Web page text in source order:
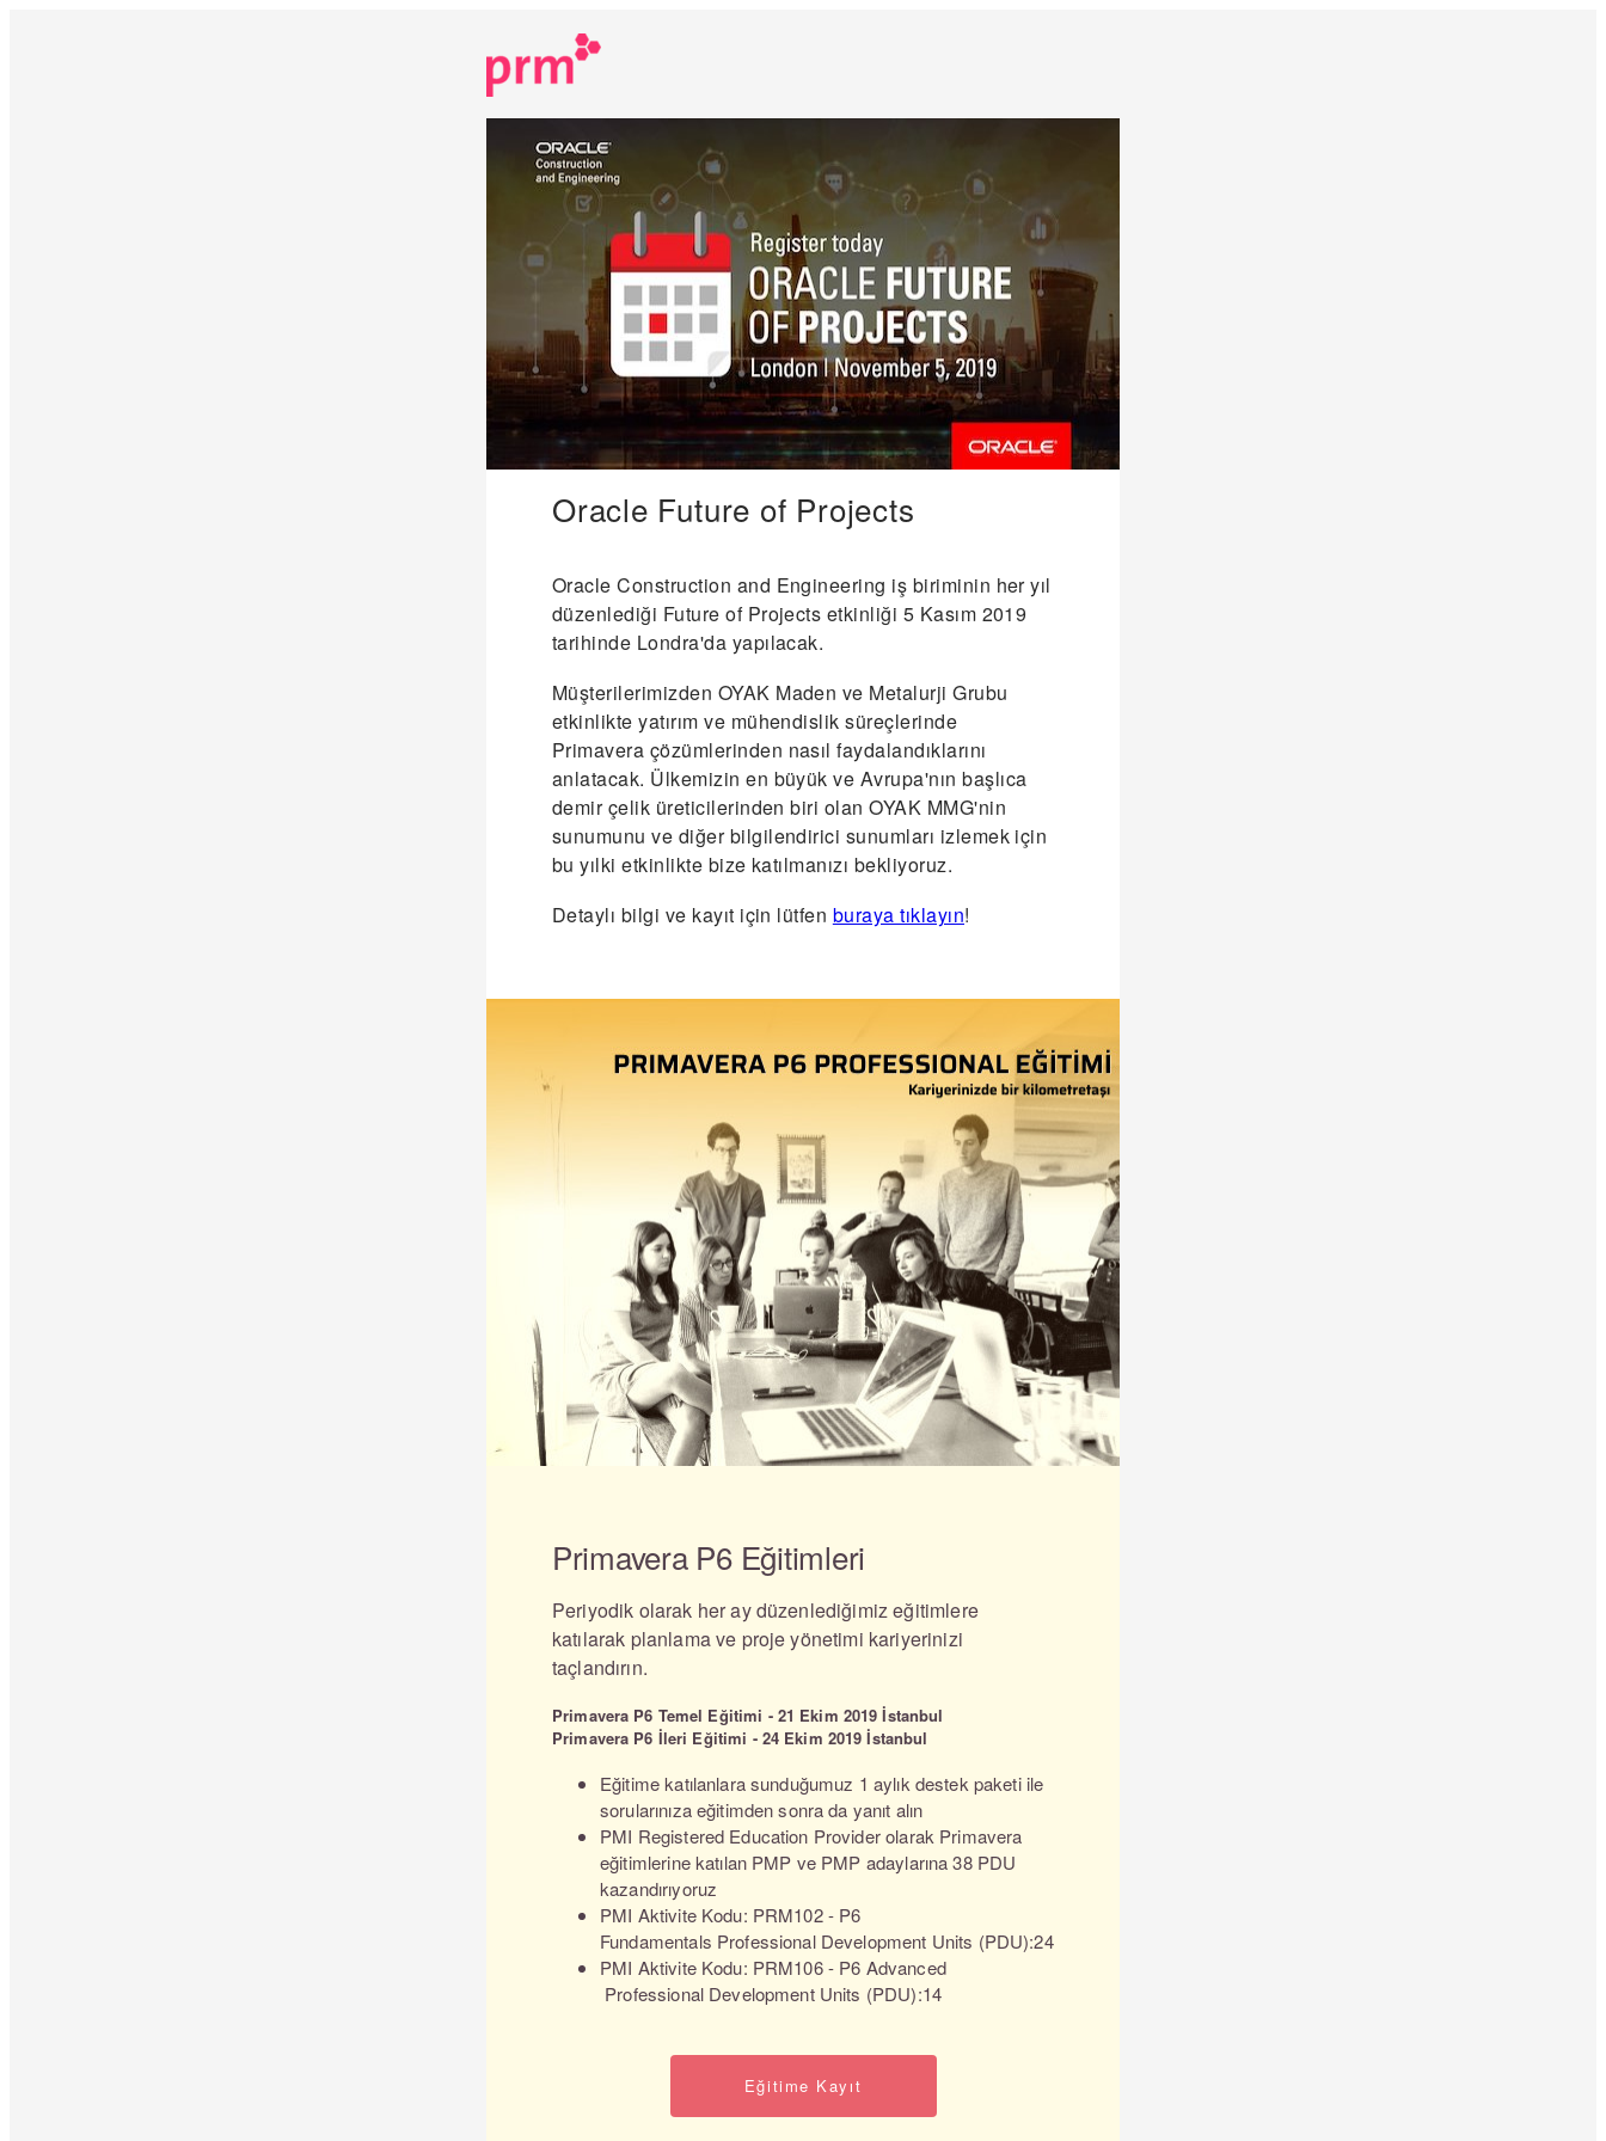
Oracle Future of Projects
Oracle Construction and Engineering iş biriminin her yıl
düzenlediği Future of Projects etkinliği 5 Kasım 2019
tarihinde Londra'da yapılacak.
Müşterilerimizden OYAK Maden ve Metalurji Grubu
etkinlikte yatırım ve mühendislik süreçlerinde
Primavera çözümlerinden nasıl faydalandıklarını
anlatacak. Ülkemizin en büyük ve Avrupa'nın başlıca
demir çelik üreticilerinden biri olan OYAK MMG'nin
sunumunu ve diğer bilgilendirici sunumları izlemek için
bu yılki etkinlikte bize katılmanızı bekliyoruz.
Detaylı bilgi ve kayıt için lütfen buraya tıklayın!
Primavera P6 Eğitimleri
Periyodik olarak her ay düzenlediğimiz eğitimlere
katılarak planlama ve proje yönetimi kariyerinizi
taçlandırın.
Primavera P6 Temel Eğitimi - 21 Ekim 2019 İstanbul
Primavera P6 İleri Eğitimi - 24 Ekim 2019 İstanbul
Eğitime katılanlara sunduğumuz 1 aylık destek paketi ile
sorularınıza eğitimden sonra da yanıt alın
PMI Registered Education Provider olarak Primavera
eğitimlerine katılan PMP ve PMP adaylarına 38 PDU
kazandırıyoruz
PMI Aktivite Kodu: PRM102 - P6
Fundamentals Professional Development Units (PDU):24
PMI Aktivite Kodu: PRM106 - P6 Advanced
Professional Development Units (PDU):14
Eğitime Kayıt